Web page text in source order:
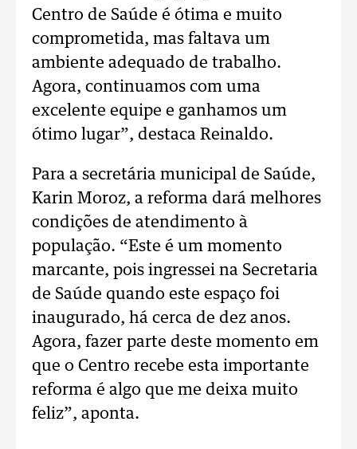
Centro de Saúde é ótima e muito
comprometida, mas faltava um
ambiente adequado de trabalho.
Agora, continuamos com uma
excelente equipe e ganhamos um
ótimo lugar”, destaca Reinaldo.
Para a secretária municipal de Saúde,
Karin Moroz, a reforma dará melhores
condições de atendimento à
população. “Este é um momento
marcante, pois ingressei na Secretaria
de Saúde quando este espaço foi
inaugurado, há cerca de dez anos.
Agora, fazer parte deste momento em
que o Centro recebe esta importante
reforma é algo que me deixa muito
feliz”, aponta.